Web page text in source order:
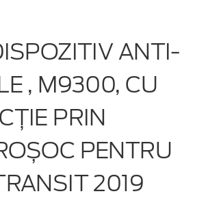
ANTI-
, M9300, CU
PRIN
PENTRU
2019